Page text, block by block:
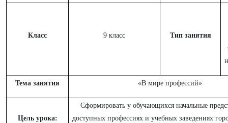
Класс 9 класс
Тип занятия
Тема занятия «В мире профессий»
Цель урока:
Сформировать у обучающихся начальные
доступных профессиях и учебных заведениях